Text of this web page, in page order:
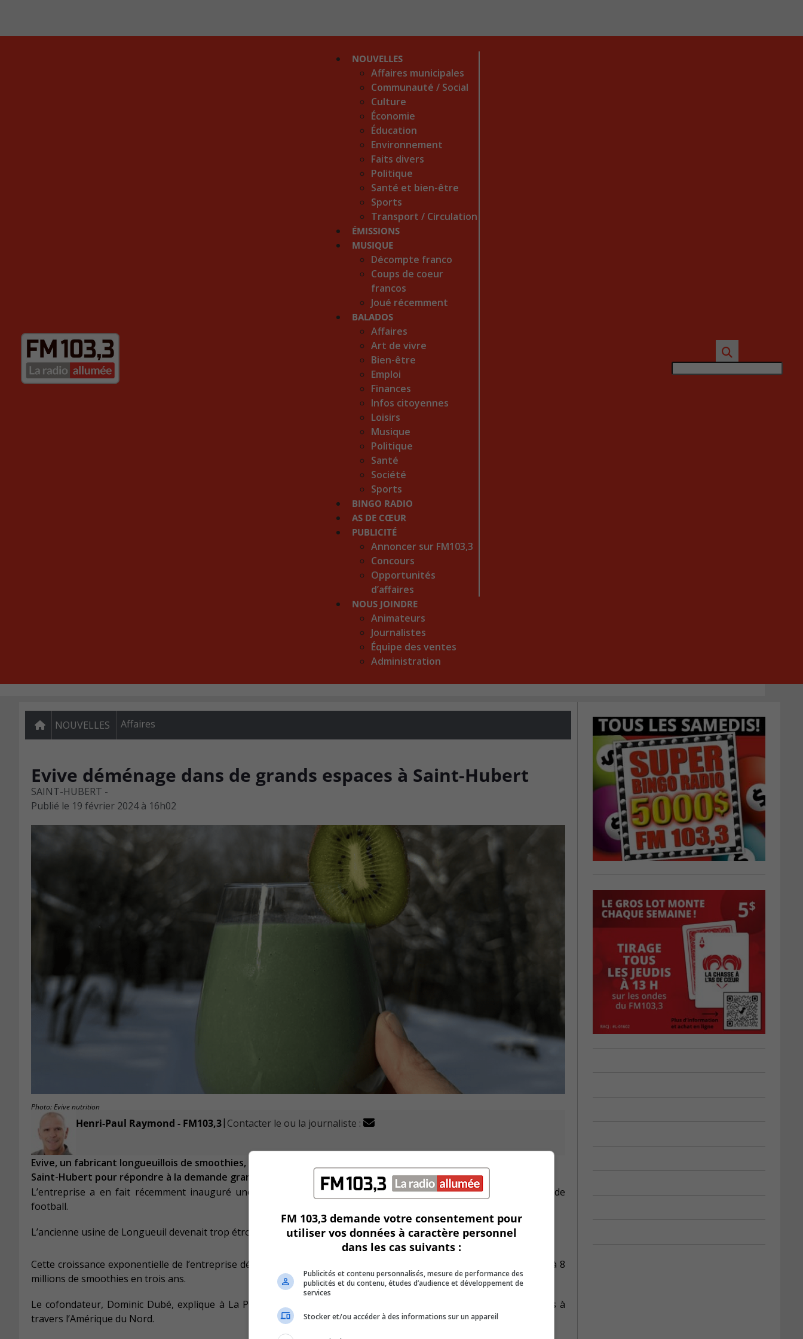
NOUVELLES
Affaires municipales
Communauté / Social
Culture
Économie
Éducation
Environnement
Faits divers
Politique
Santé et bien-être
Sports
Transport / Circulation
ÉMISSIONS
MUSIQUE
Décompte franco
Coups de coeur
francos
Joué récemment
BALADOS
Affaires
Art de vivre
Bien-être
Emploi
Finances
Infos citoyennes
Loisirs
Musique
Politique
Santé
Société
Sports
BINGO RADIO
AS DE CŒUR
PUBLICITÉ
Annoncer sur FM103,3
Concours
Opportunités
d’affaires
NOUS JOINDRE
Animateurs
Journalistes
Équipe des ventes
Administration
NOUVELLES Affaires
Evive déménage dans de grands espaces à Saint-Hubert
SAINT-HUBERT -
Publié le 19 février 2024 à 16h02
Photo: Evive nutrition
Henri-Paul Raymond - FM103,3| Contacter le ou la journaliste :
Evive, un fabricant longueuillois de smoothies, vient de déplacer ses opérations du côté de l’arrondissement
Saint-Hubert pour répondre à la demande grandissante.
L’entreprise a en fait récemment inauguré une usine de 550 000 pieds carrés, soit l’équivalent à huit terrains de
football.
L’ancienne usine de Longueuil devenait trop étroite, surtout face à la demande grandissante aux États-Unis.
Cette croissance exponentielle de l’entreprise découle d’une production annuelle de quelques centaines de milliers à 8
millions de smoothies en trois ans.
Le cofondateur, Dominic Dubé, explique à La Presse que ce déménagement vise à rendre les produits accessibles à
travers l’Amérique du Nord.
FM 103,3 demande votre consentement pour
utiliser vos données à caractère personnel
dans les cas suivants :
Publicités et contenu personnalisés, mesure de performance des
publicités et du contenu, études d’audience et développement de
services
Stocker et/ou accéder à des informations sur un appareil